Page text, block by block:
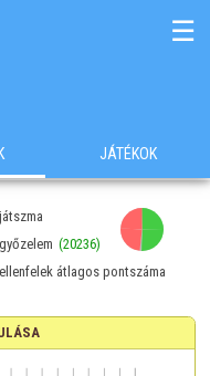
☰
JÁTÉKOK
játszma
győzelem (20236)
ellenfelek átlagos pontszáma